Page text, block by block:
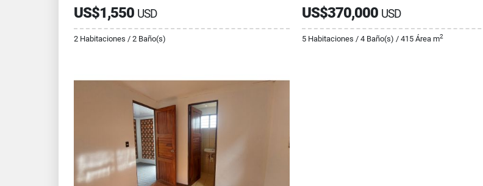
US$1,550 USD
2 Habitaciones / 2 Baño(s)
US$370,000 USD
5 Habitaciones / 4 Baño(s) / 415 Área m2